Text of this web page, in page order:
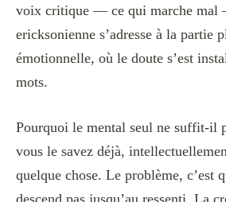
voix critique — ce qui marche mal
ericksonienne s’adresse à la partie
émotionnelle, où le doute s’est
mots.
Pourquoi le mental seul ne suffit-il
vous le savez déjà,
quelque chose. Le problème, c’est